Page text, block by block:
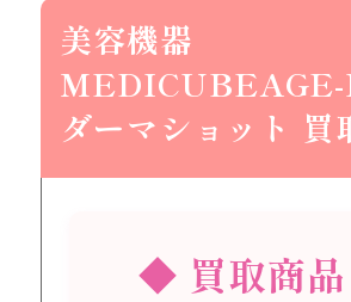
美容機器
ダーマショット 買
◆ 買取商